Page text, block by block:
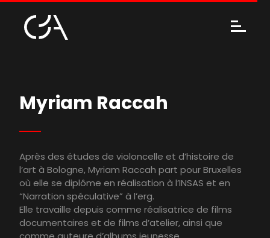
Myriam Raccah
Après des études de violoncelle et d’histoire de
l’art à Bologne, Myriam Raccah part pour Bruxelles
où elle se diplôme en réalisation à l’INSAS et en
“Narration spéculative” à l’erg.
Elle travaille depuis comme réalisatrice de films
documentaires et de films d’atelier, ainsi que